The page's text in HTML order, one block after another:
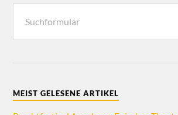
MEIST GELESENE ARTIKEL